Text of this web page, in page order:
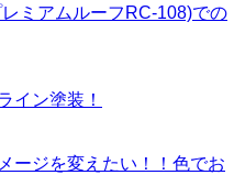
ミアムルーフRC-108)での
イン塗装！
ジを変えたい！！色でお